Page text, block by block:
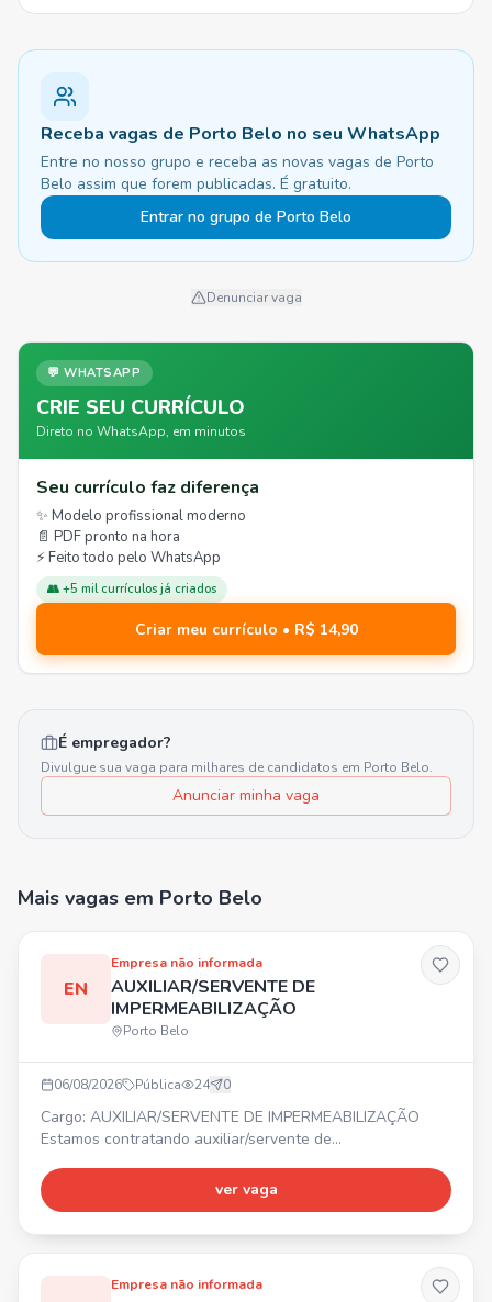
Receba vagas de Porto Belo no seu WhatsApp
Entre no nosso grupo e receba as novas vagas de Porto
Belo assim que forem publicadas. É gratuito.
Entrar no grupo de Porto Belo
Denunciar vaga
💬 WHATSAPP
CRIE SEU CURRÍCULO
Direto no WhatsApp, em minutos
Seu currículo faz diferença
✨ Modelo profissional moderno
📄 PDF pronto na hora
⚡ Feito todo pelo WhatsApp
👥 +5 mil currículos já criados
Criar meu currículo • R$ 14,90
É empregador?
Divulgue sua vaga para milhares de candidatos em Porto Belo.
Anunciar minha vaga
Mais vagas em Porto Belo
EN
Empresa não informada
AUXILIAR/SERVENTE DE
IMPERMEABILIZAÇÃO
Porto Belo
06/08/2026 Pública 24 0
Cargo: AUXILIAR/SERVENTE DE IMPERMEABILIZAÇÃO
Estamos contratando auxiliar/servente de
compatível com a função. 🎁 Benefícios.
ver vaga
Empresa não informada